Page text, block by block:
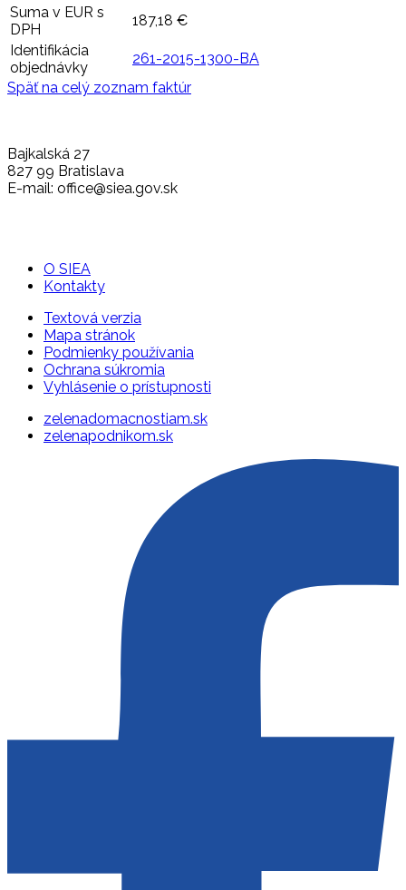
Suma v EUR s
DPH
187,18 €
Identifikácia
objednávky
261-2015-1300-BA
Späť na celý zoznam faktúr
Bajkalská 27
827 99 Bratislava
E-mail: office@siea.gov.sk
O SIEA
Kontakty
Textová verzia
Mapa stránok
Podmienky používania
Ochrana súkromia
Vyhlásenie o prístupnosti
zelenadomacnostiam.sk
zelenapodnikom.sk